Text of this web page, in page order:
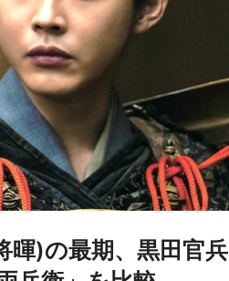
暉)の最期、黒田官兵